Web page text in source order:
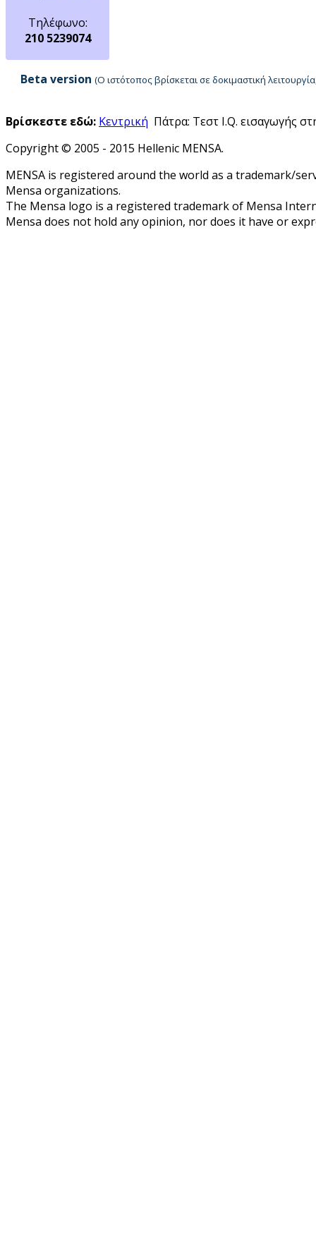
Τηλέφωνο:
210 5239074
Beta version (Ο ιστότοπος βρίσκεται σε δοκιμαστική
Βρίσκεστε εδώ: Κεντρική Πάτρα: Τεστ I.Q. εισαγωγής
Copyright © 2005 - 2015 Hellenic MENSA.
MENSA is registered around the world as a trademark/
Mensa organizations.
The Mensa logo is a registered trademark of Mensa
Mensa does not hold any opinion, nor does it have or